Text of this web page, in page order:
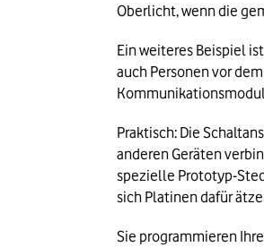
Oberlicht, wenn die
Ein weiteres Beispiel
auch Personen vor
Praktisch: Die
anderen Geräten
spezielle Prototyp-
sich Platinen dafür
Sie programmieren